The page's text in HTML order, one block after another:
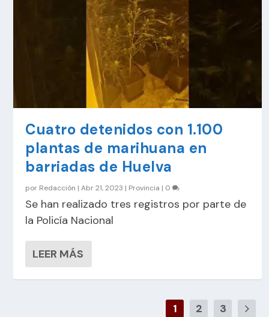
Cuatro detenidos con 1.100
plantas de marihuana en
barriadas de Huelva
por Redacción |Abr 21, 2023 | Provincia | 0
Se han realizado tres registros por parte de
la Policía Nacional
LEER MÁS
1 2 3